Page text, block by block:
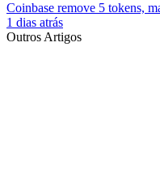
Coinbase remove 5 tokens,
1 dias atrás
Outros Artigos